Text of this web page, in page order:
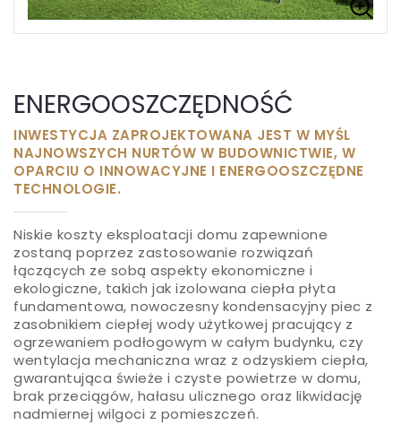
ENERGOOSZCZĘDNOŚĆ
INWESTYCJA ZAPROJEKTOWANA JEST W MYŚL
NAJNOWSZYCH NURTÓW W BUDOWNICTWIE, W
OPARCIU O INNOWACYJNE I ENERGOOSZCZĘDNE
TECHNOLOGIE.
Niskie koszty eksploatacji domu zapewnione
zostaną poprzez zastosowanie rozwiązań
łączących ze sobą aspekty ekonomiczne i
ekologiczne, takich jak izolowana ciepła płyta
fundamentowa, nowoczesny kondensacyjny piec z
zasobnikiem ciepłej wody użytkowej pracujący z
ogrzewaniem podłogowym w całym budynku, czy
wentylacja mechaniczna wraz z odzyskiem ciepła,
gwarantująca świeże i czyste powietrze w domu,
brak przeciągów, hałasu ulicznego oraz likwidację
nadmiernej wilgoci z pomieszczeń.